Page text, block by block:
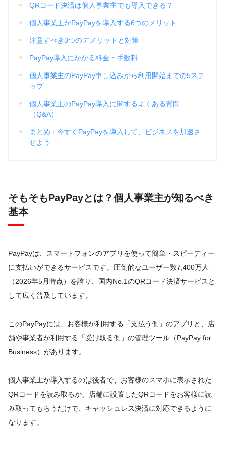
QRコード決済は個人事業主でも導入できる？
個人事業主がPayPayを導入する6つのメリット
注意すべき3つのデメリットと対策
PayPay導入にかかる料金・手数料
個人事業主のPayPay申し込みから利用開始までの5ステ
ップ
個人事業主のPayPay導入に関するよくある質問
（Q&A）
まとめ：今すぐPayPayを導入して、ビジネスを加速さ
せよう
そもそもPayPayとは？個人事業主が知るべき
基本
PayPayは、スマートフォンのアプリを使って簡単・スピーディー
に支払いができるサービスです。圧倒的なユーザー数7,400万人
（2026年5月時点）を誇り、国内No.1のQRコード決済サービスと
して広く普及しています。
このPayPayには、お客様が利用する「支払う側」のアプリと、店
舗や事業者が利用する「受け取る側」の管理ツール（PayPay for
Business）があります。
個人事業主が導入するのは後者で、お客様のスマホに表示された
QRコードを読み取るか、店舗に設置したQRコードをお客様に読
み取ってもらうだけで、キャッシュレス決済に対応できるように
なります。